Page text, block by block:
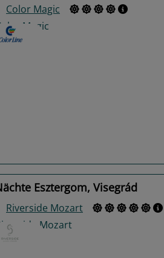
Color Magic
Esztergom, Visegrád
Riverside Mozart